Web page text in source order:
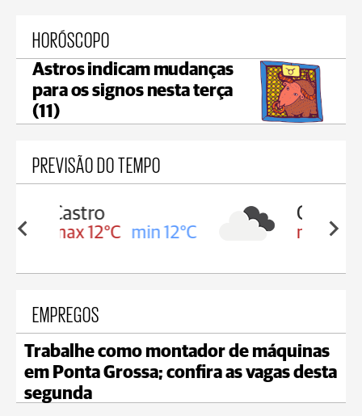
HORÓSCOPO
Astros indicam mudanças
para os signos nesta terça
(11)
PREVISÃO DO TEMPO
12°C max 12°C min 11°C
EMPREGOS
Trabalhe como montador de máquinas
em Ponta Grossa; confira as vagas desta
segunda